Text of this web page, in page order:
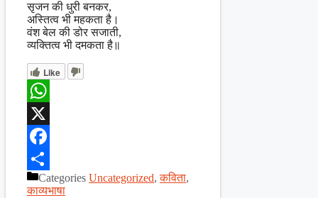
सृजन की धुरी बनकर,
अस्तित्व भी महकता है।
वंश बेल की डोर सजाती,
व्यक्तित्व भी दमकता है॥
Like
WhatsApp
X
Facebook
ShareCategories Uncategorized,कविता,
काव्यभाषा